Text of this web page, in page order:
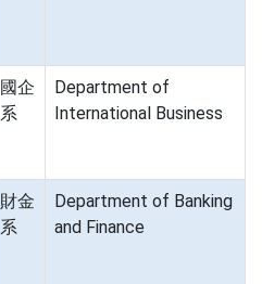
國企
系
Department of
International Business
財金
系
Department of Banking
and Finance